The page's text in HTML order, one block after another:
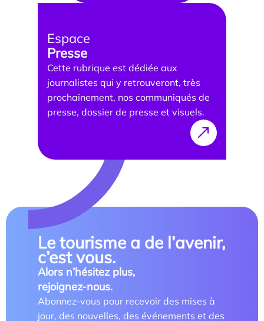
Espace
Presse
Cette rubrique est dédiée aux
journalistes qui y retrouveront, très
prochainement, nos communiqués de
presse, dossier de presse et visuels.
Le tourisme a de l’avenir,
c’est vous.
Alors n’hésitez plus,
rejoignez-nous.
Abonnez-vous pour recevoir des mises à
jour, des nouvelles, des événements et des